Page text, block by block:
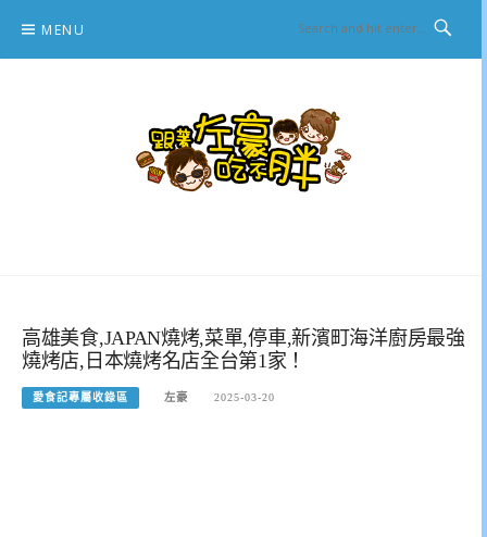
content
MENU
高雄美食,JAPAN燒烤,菜單,停車,新濱町海洋廚房最強
燒烤店,日本燒烤名店全台第1家！
愛食記專屬收錄區 左豪 2025-03-20